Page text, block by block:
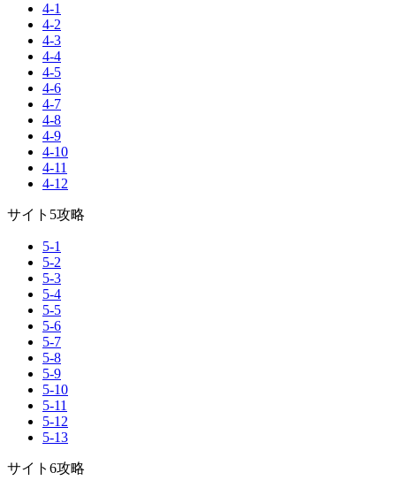
4-1
4-2
4-3
4-4
4-5
4-6
4-7
4-8
4-9
4-10
4-11
4-12
サイト5攻略
5-1
5-2
5-3
5-4
5-5
5-6
5-7
5-8
5-9
5-10
5-11
5-12
5-13
サイト6攻略